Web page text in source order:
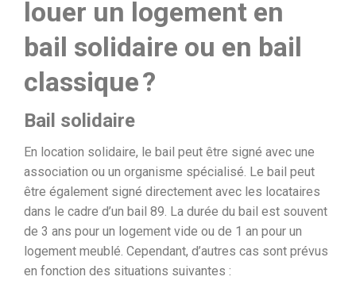
louer un logement en
bail solidaire ou en bail
classique ?
Bail solidaire
En location solidaire, le bail peut être signé avec une
association ou un organisme spécialisé. Le bail peut
être également signé directement avec les locataires
dans le cadre d’un bail 89. La durée du bail est souvent
de 3 ans pour un logement vide ou de 1 an pour un
logement meublé. Cependant, d’autres cas sont prévus
en fonction des situations suivantes :